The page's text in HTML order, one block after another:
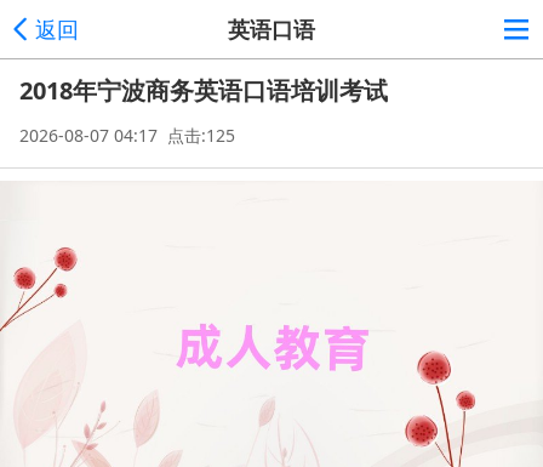
返回 英语口语
2018年宁波商务英语口语培训考试
2026-08-07 04:17 点击:125